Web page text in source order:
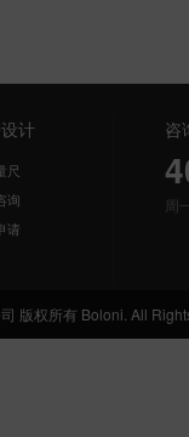
计
尺
询
请
咨
周
版权所有 Boloni. All